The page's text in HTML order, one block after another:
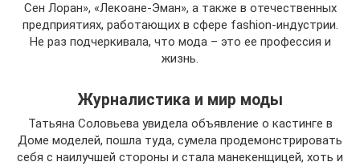
Сен Лоран», «Лекоане-Эман», а также в отечественных
предприятиях, работающих в сфере fashion-индустрии.
Не раз подчеркивала, что мода – это ее профессия и
жизнь.
Журналистика и мир моды
Татьяна Соловьева увидела объявление о кастинге в
Доме моделей, пошла туда, сумела продемонстрировать
себя с наилучшей стороны и стала манекенщицей, хоть и